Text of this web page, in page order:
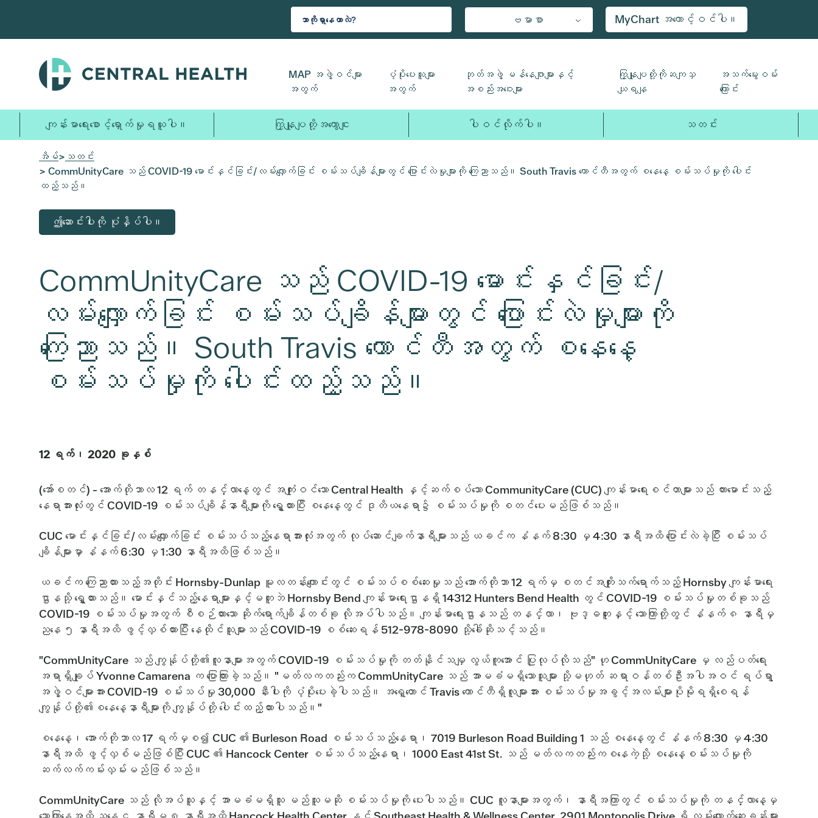
သို့
ပါ။
ဗမာစာ MyChart အကောင့်ဝင်ပါ။
MAP အဖွဲ့ဝင်များ
အတွက်
ပံ့ပိုးပေးသူများ
အတွက်
ဘုတ်အဖွဲ့ မန်နေဂျာများနှင့်
အစည်းအဝေးများ
ကြှနျုပျတို့ကိုဆကျသှ
ယျရနျ
အသက်မွေးဝမ်း
ကြောင်း
ကျန်းမာရေးစောင့်ရှောက်မှုရယူပါ။ ကြှနျုပျတို့အကွောငျး ပါဝင်လိုက်ပါ။ သတင်း
အိမ်> သတင်း
> CommUnityCare သည် COVID-19 မောင်းနှင်ခြင်း/လမ်းလျှောက်ခြင်း စမ်းသပ်ချိန်များတွင် ပြောင်းလဲမှုများကို ကြေညာသည်။ South Travis ကောင်တီအတွက် စနေနေ့ စမ်းသပ်မှုကို ပေါင်း
ထည့်သည်။
ဤဆောင်းပါးကို ပုံနှိပ်ပါ။
CommUnityCare သည် COVID-19 မောင်းနှင်ခြင်း/
လမ်းလျှောက်ခြင်း စမ်းသပ်ချိန်များတွင် ပြောင်းလဲမှုများကို
ကြေညာသည်။ South Travis ကောင်တီအတွက် စနေနေ့
စမ်းသပ်မှုကို ပေါင်းထည့်သည်။
12 ရက်၊ 2020 ခုနှစ်
(အော်စတင်) - အောက်တိုဘာလ 12 ရက် တနင်္လာနေ့တွင် အကျုံးဝင်သော Central Health နှင့်ဆက်စပ်သော CommunityCare (CUC) ကျန်းမာရေးစင်တာများသည် ကားမောင်းသည့်
နေရာအားလုံးတွင် COVID-19 စမ်းသပ်ချိန်နာရီများကို ရွှေ့ထားပြီး စနေနေ့တွင် ဒုတိယနေရာ၌ စမ်းသပ်မှုကို စတင်ပေးမည်ဖြစ်သည်။
CUC မောင်းနှင်ခြင်း/လမ်းလျှောက်ခြင်း စမ်းသပ်သည့်နေရာအားလုံးအတွက် လုပ်ဆောင်ချက်နာရီများသည် ယခင်က နံနက် 8:30 မှ 4:30 နာရီအထိ ပြောင်းလဲခဲ့ပြီး စမ်းသပ်
ချိန်များမှာ နံနက် 6:30 မှ 1:30 နာရီအထိဖြစ်သည်။
ယခင်က ကြေညာထားသည့်အတိုင်း Hornsby-Dunlap မူလတန်းကျောင်းတွင် စမ်းသပ်စစ်ဆေးမှုသည် အောက်တိုဘာ 12 ရက်မှ စတင်အကျိုးသက်ရောက်သည့် Hornsby ကျန်းမာရေး
ဌာနသို့ ရွှေ့ထားသည်။ မောင်းနှင်သည့်နေရာများနှင့်မတူဘဲ Hornsby Bend ကျန်းမာရေးဌာနရှိ 14312 Hunters Bend Health တွင် COVID-19 စမ်းသပ်မှုတစ်ခုသည်
COVID-19 စမ်းသပ်မှုအတွက် စီစဉ်ထားသော ဆိုက်ရောက်ချိန်တစ်ခု လိုအပ်ပါသည်။ ကျန်းမာရေးဌာနသည် တနင်္လာ၊ ဗုဒ္ဓဟူးနှင့် သောကြာတို့တွင် နံနက် ၈ နာရီမှ
ညနေ ၅ နာရီအထိ ဖွင့်လှစ်ထားပြီး နေထိုင်သူများသည် COVID-19 စစ်ဆေးရန် 512-978-8090 သို့ခေါ်ဆိုသင့်သည်။
"CommUnityCare သည် ကျွန်ုပ်တို့၏လူနာများအတွက် COVID-19 စမ်းသပ်မှုကို တတ်နိုင်သမျှ လွယ်ကူအောင် ပြုလုပ်လိုသည်" ဟု CommUnityCare မှ လည်ပတ်ရေး
အရာရှိချုပ် Yvonne Camarena က ပြောကြားခဲ့သည်။ "မတ်လကတည်းက CommUnityCare သည် အာမခံမရှိသောသူများ သို့မဟုတ် ဆရာဝန်တစ်ဦးအပါအဝင် ရပ်ရွာ
အဖွဲ့ဝင်များအား COVID-19 စမ်းသပ်မှု 30,000 နီးပါးကို ပံ့ပိုးပေးခဲ့ပါသည်။ အရှေ့တောင် Travis ကောင်တီရှိလူများအား စမ်းသပ်မှုအခွင့်အလမ်းများပိုမိုရရှိစေရန်
ကျွန်ုပ်တို့၏စနေနေ့နာရီများကို ကျွန်ုပ်တို့ ပေါင်းထည့်ထားပါသည်။"
စနေနေ့၊ အောက်တိုဘာလ 17 ရက်မှစ၍ CUC ၏ Burleson Road စမ်းသပ်သည့်နေရာ၊ 7019 Burleson Road Building 1 သည် စနေနေ့တွင် နံနက် 8:30 မှ 4:30
နာရီအထိ ဖွင့်လှစ်မည်ဖြစ်ပြီး CUC ၏ Hancock Center စမ်းသပ်သည့်နေရာ၊ 1000 East 41st St. သည် မတ်လကတည်းကစနေကဲ့သို့ စနေနေ့စမ်းသပ်မှုကို
ဆက်လက်ကမ်းလှမ်းမည်ဖြစ်သည်။
CommUnityCare သည် လိုအပ်သူနှင့် အာမခံမရှိသူ မည်သူမဆို စမ်းသပ်မှုကို ပေးပါသည်။ CUC လူနာများအတွက်၊ နာရီအကြာတွင် စမ်းသပ်မှုကို တနင်္လာနေ့မှ